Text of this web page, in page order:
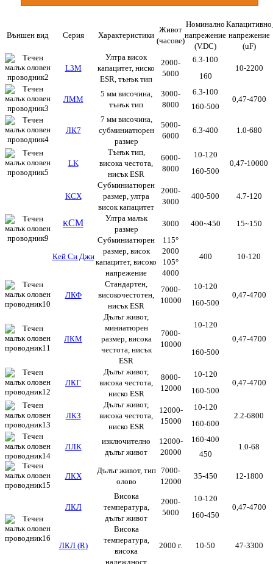
Външен вид Серия Характеристики
Живот
(часове)
Номинално
напрежение
(V.DC)
Капацитивно
напрежение
(uF)
L3M
Ултра висок
капацитет, ниско
ESR, тънък тип
2000-
5000
6.3-100
10-2200
160
ЛММ
5 мм височина,
тънък тип
3000-
8000
6.3-100
0,47-4700
160-500
ЛК7
7 мм височина,
субминиатюрен
размер
5000-
6000
6.3-400 1.0-680
LK
Тънък тип,
висока честота,
нисък ESR
6000-
8000
10-120
0,47-10000
160-500
KCX
Субминиатюрен
размер, ултра
висок капацитет
2000-
3000
400-500 4.7-120
KCM
Ултра малък
размер
3000 400~450 15~150
Кей Си Джи
Субминиатюрен
размер, висок
капацитет, високо
напрежение
115°
2000
400 10-120
105°
4000
ЛКФ
Стандартен,
високочестотен,
нисък ESR
7000-
10000
10-120
0,47-4700
160-500
ЛКМ
Дълъг живот,
миниатюрен
размер, висока
честота, нисък
ESR
7000-
10000
10-120
0,47-4700
160-500
ЛКГ
Дълъг живот,
висока честота,
ниско ESR
8000-
12000
10-120
0,47-4700
160-500
ЛКЗ
Дълъг живот,
висока честота,
ниско ESR
12000-
15000
10-120
2.2-6800
160-600
ЛЛК
изключително
дълъг живот
12000-
20000
160-400
1.0-68
450
ЛКX
Дълъг живот, тип
олово
7000-
12000
35-450 12-1800
ЛКЛ
Висока
температура,
дълъг живот
2000-
5000
10-120
0,47-4700
160-450
ЛКЛ (R)
Висока
температура,
висока
надеждност
2000 г. 10-50 47-3300